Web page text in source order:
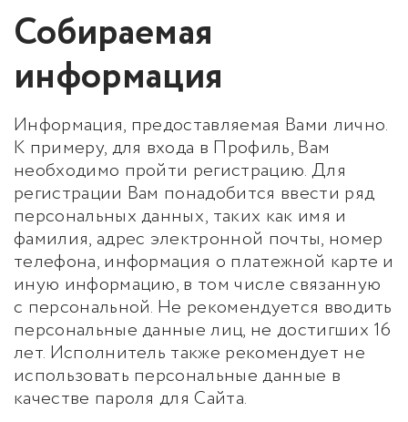
Собираемая
информация
Информация, предоставляемая Вами лично.
К примеру, для входа в Профиль, Вам
необходимо пройти регистрацию. Для
регистрации Вам понадобится ввести ряд
персональных данных, таких как имя и
фамилия, адрес электронной почты, номер
телефона, информация о платежной карте и
иную информацию, в том числе связанную
с персональной. Не рекомендуется вводить
персональные данные лиц, не достигших 16
лет. Исполнитель также рекомендует не
использовать персональные данные в
качестве пароля для Сайта.